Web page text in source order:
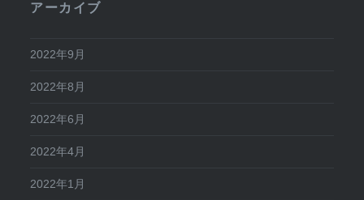
アーカイブ
2022年9月
2022年8月
2022年6月
2022年4月
2022年1月